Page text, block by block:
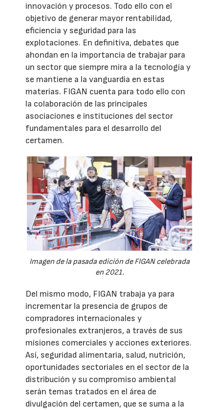
innovación y procesos. Todo ello con el
objetivo de generar mayor rentabilidad,
eficiencia y seguridad para las
explotaciones. En definitiva, debates que
ahondan en la importancia de trabajar para
un sector que siempre mira a la tecnología y
se mantiene a la vanguardia en estas
materias. FIGAN cuenta para todo ello con
la colaboración de las principales
asociaciones e instituciones del sector
fundamentales para el desarrollo del
certamen.
Imagen de la pasada edición de FIGAN celebrada
en 2021.
Del mismo modo, FIGAN trabaja ya para
incrementar la presencia de grupos de
compradores internacionales y
profesionales extranjeros, a través de sus
misiones comerciales y acciones exteriores.
Así, seguridad alimentaria, salud, nutrición,
oportunidades sectoriales en el sector de la
distribución y su compromiso ambiental
serán temas tratados en el área de
divulgación del certamen, que se suma a la